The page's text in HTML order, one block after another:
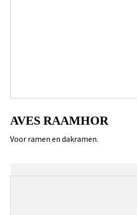
AVES RAAMHOR
Voor ramen en dakramen.